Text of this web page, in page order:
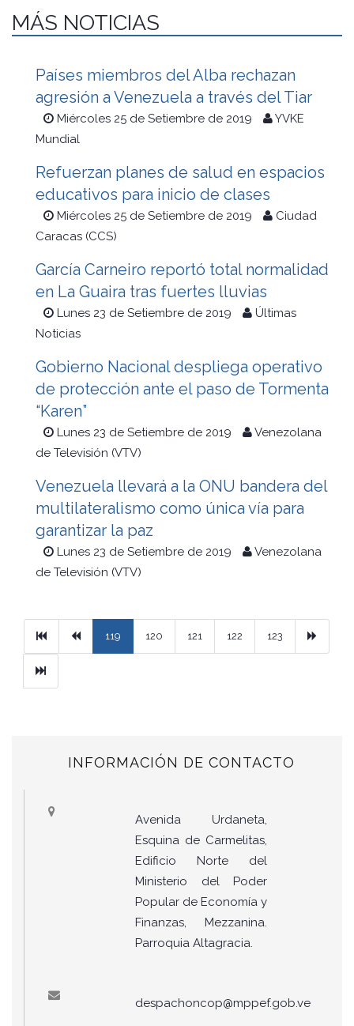
MÁS NOTICIAS
Países miembros del Alba rechazan
agresión a Venezuela a través del Tiar
Miércoles 25 de Setiembre de 2019
YVKE
Mundial
Refuerzan planes de salud en espacios
educativos para inicio de clases
Miércoles 25 de Setiembre de 2019
Ciudad
Caracas (CCS)
García Carneiro reportó total normalidad
en La Guaira tras fuertes lluvias
Lunes 23 de Setiembre de 2019
Últimas
Noticias
Gobierno Nacional despliega operativo
de protección ante el paso de Tormenta
“Karen”
Lunes 23 de Setiembre de 2019
Venezolana
de Televisión (VTV)
Venezuela llevará a la ONU bandera del
multilateralismo como única vía para
garantizar la paz
Lunes 23 de Setiembre de 2019
Venezolana
de Televisión (VTV)
PrimeraPrevious
119 120 121 122 123
Ultimo
INFORMACIÓN DE CONTACTO
Avenida Urdaneta,
Esquina de Carmelitas,
Edificio Norte del
Ministerio del Poder
Popular de Economía y
Finanzas, Mezzanina.
Parroquia Altagracia.
despachoncop@mppef.gob.ve